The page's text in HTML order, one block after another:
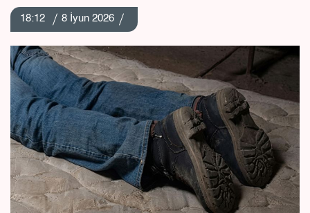
18:12 8 İyun 2026